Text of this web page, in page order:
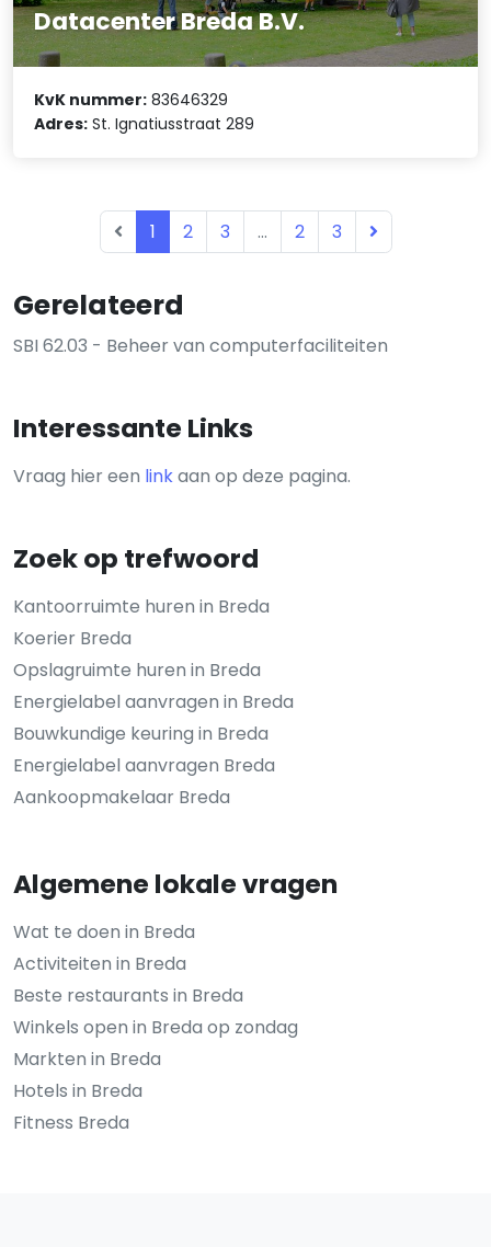
Gerelateerd
SBI 62.03 - Beheer van computerfaciliteiten
Interessante Links
Vraag hier een linkaan op deze pagina.
Zoek op trefwoord
Kantoorruimte huren in Breda
Koerier Breda
Opslagruimte huren in Breda
Energielabel aanvragen in Breda
Bouwkundige keuring in Breda
Energielabel aanvragen Breda
Aankoopmakelaar Breda
Algemene lokale vragen
Wat te doen in Breda
Activiteiten in Breda
Beste restaurants in Breda
Winkels open in Breda op zondag
Markten in Breda
Hotels in Breda
Fitness Breda
Datacenter Breda B.V.
KvK nummer: 83646329
Adres: St. Ignatiusstraat 289
1 2 3 ... 2 3